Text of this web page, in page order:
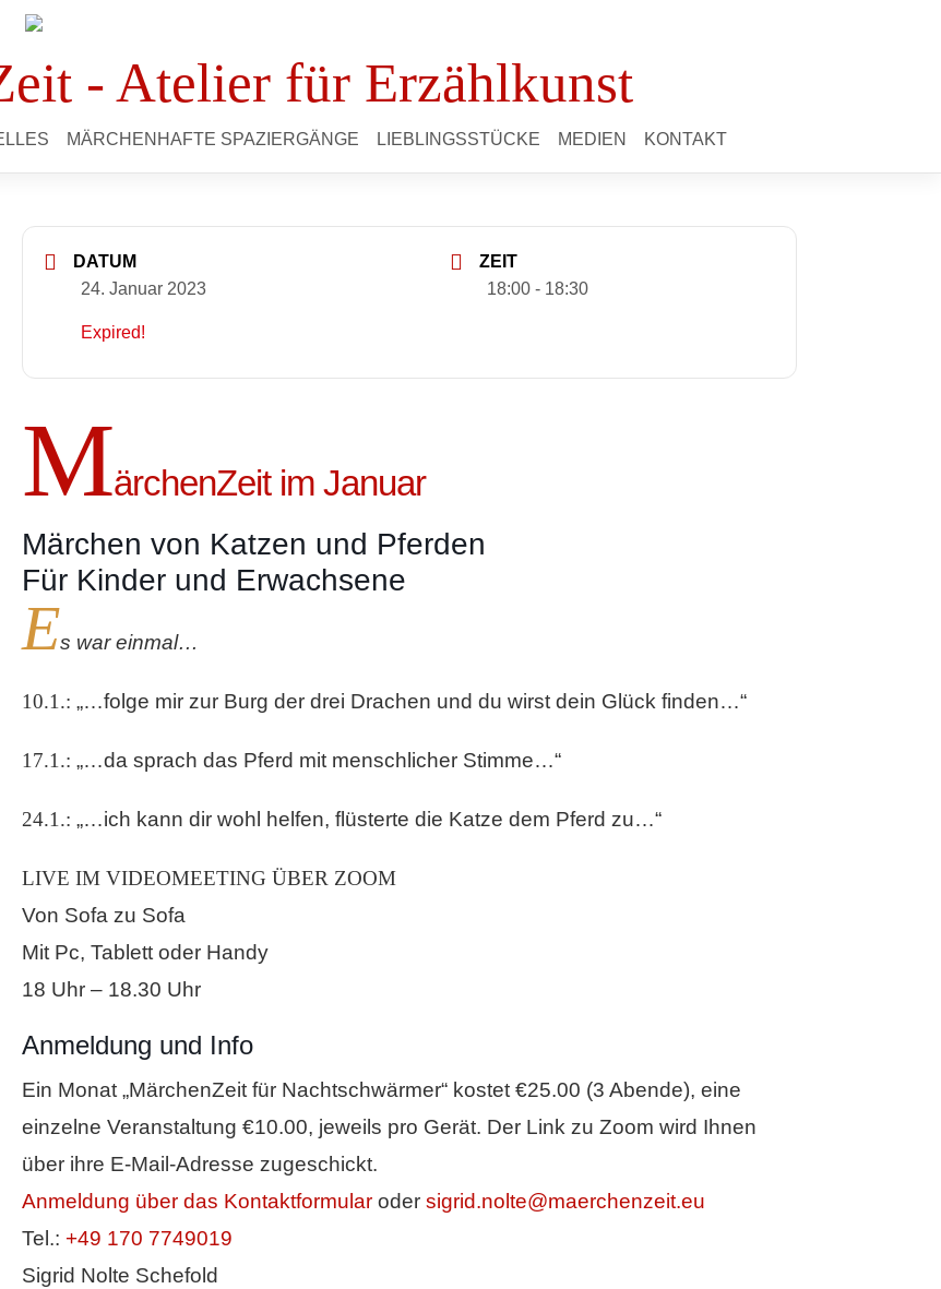
- Atelier für Erzählkunst
MÄRCHENHAFTE SPAZIERGÄNGE LIEBLINGSSTÜCKE MEDIEN KONTAKT
DATUM
24. Januar 2023
Expired!
ZEIT
18:00 - 18:30
MärchenZeit im Januar
Märchen von Katzen und Pferden
Für Kinder und Erwachsene
Es war einmal…
10.1.: „…folge mir zur Burg der drei Drachen und du wirst dein Glück finden…“
17.1.: „…da sprach das Pferd mit menschlicher Stimme…“
24.1.: „…ich kann dir wohl helfen, flüsterte die Katze dem Pferd zu…“
LIVE IM VIDEOMEETING ÜBER ZOOM
Von Sofa zu Sofa
Mit Pc, Tablett oder Handy
18 Uhr – 18.30 Uhr
Anmeldung und Info
Ein Monat „MärchenZeit für Nachtschwärmer“ kostet €25.00 (3 Abende), eine
einzelne Veranstaltung €10.00, jeweils pro Gerät. Der Link zu Zoom wird Ihnen
über ihre E-Mail-Adresse zugeschickt.
Anmeldung über das Kontaktformular oder sigrid.nolte@maerchenzeit.eu
Tel.: +49 170 7749019
Sigrid Nolte Schefold